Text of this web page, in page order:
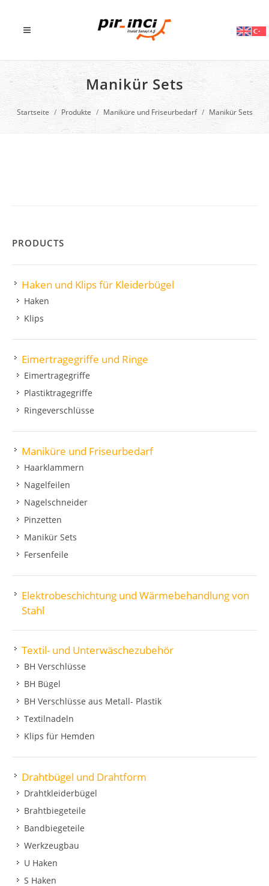
Manikür Sets
Startseite Produkte Maniküre und Friseurbedarf Manikür Sets
PRODUCTS
Haken und Klips für Kleiderbügel
Haken
Klips
Eimertragegriffe und Ringe
Eimertragegriffe
Plastiktragegriffe
Ringeverschlüsse
Maniküre und Friseurbedarf
Haarklammern
Nagelfeilen
Nagelschneider
Pinzetten
Manikür Sets
Fersenfeile
Elektrobeschichtung und Wärmebehandlung von
Stahl
Textil- und Unterwäschezubehör
BH Verschlüsse
BH Bügel
BH Verschlüsse aus Metall- Plastik
Textilnadeln
Klips für Hemden
Drahtbügel und Drahtform
Drahtkleiderbügel
Brahtbiegeteile
Bandbiegeteile
Werkzeugbau
U Haken
S Haken